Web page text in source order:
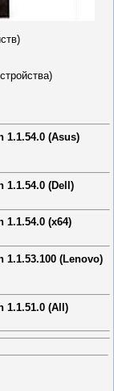
1.1.54.0 (Asus)
1.1.54.0 (Dell)
1.1.54.0 (x64)
1.1.53.100 (Lenovo)
1.1.51.0 (All)